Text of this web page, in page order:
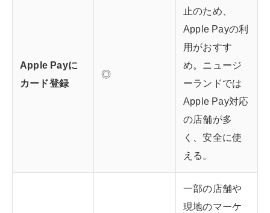
Apple Payに
カード登録
◎
止のため、
Apple Payの利
用がおすす
め。ニュージ
ーランドでは
Apple Pay対応
の店舗が多
く、安全に使
える。
一部の店舗や
現地のマーケ